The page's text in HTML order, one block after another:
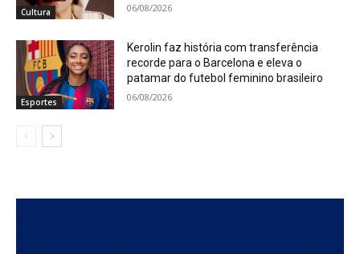
Cultura 06/08/2026
Esportes
Kerolin faz história com transferência
recorde para o Barcelona e eleva o
patamar do futebol feminino brasileiro
06/08/2026